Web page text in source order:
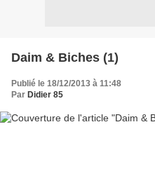
Daim & Biches (1)
Publié le 18/12/2013 à 11:48
Par Didier 85